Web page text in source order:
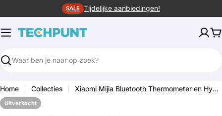
naar
inhoud
SALE Tijdelijke aanbiedingen!
Zoeken
Home Collecties Xiaomi Mijia Bluetooth Thermometer en Hygrometer
UItverkocht